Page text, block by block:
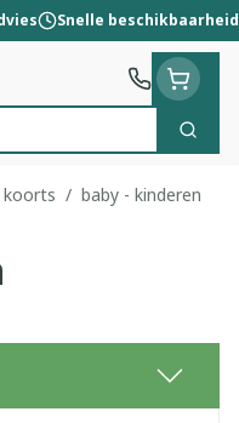
Snelle beschikbaarheid
Zoek
koorts / baby - kinderen